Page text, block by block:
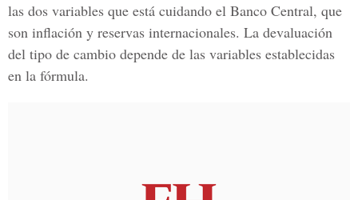
las dos variables que está cuidando el Banco Central, que
son inflación y reservas internacionales. La devaluación
del tipo de cambio depende de las variables establecidas
en la fórmula.